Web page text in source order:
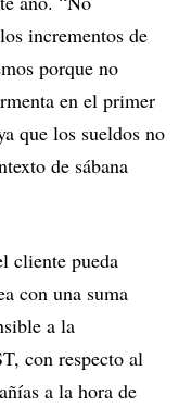
incrementos de
porque no
en el primer
que los sueldos no
de sábana
cliente pueda
con una suma
a la
con respecto al
a la hora de